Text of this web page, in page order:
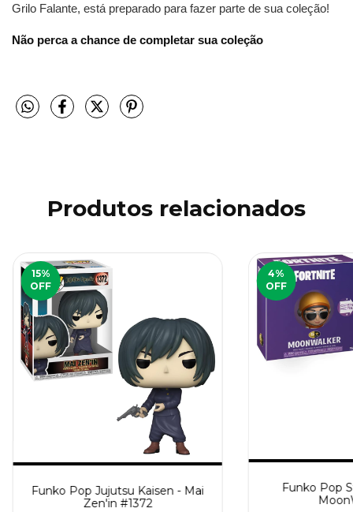
Grilo Falante, está preparado para fazer parte de sua coleção!
Não perca a chance de completar sua coleção
Produtos relacionados
15%
OFF
Funko Pop Jujutsu Kaisen - Mai
Zen'in #1372
4%
OFF
Funko Pop